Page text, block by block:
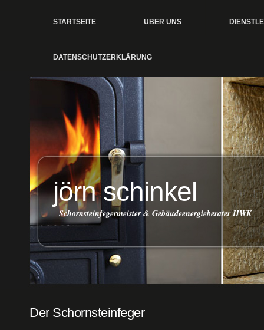
STARTSEITE ÜBER UNS
DATENSCHUTZERKLÄRUNG
jörn schinkel
Schornsteinfegermeister & Gebäudeenergieberater HWK
Der Schornsteinfeger